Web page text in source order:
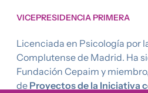
VICEPRESIDENCIA PRIMERA
Licenciada en Psicología por
Complutense de Madrid. Ha
Fundación Cepaim y
de Proyectos de la Iniciativa